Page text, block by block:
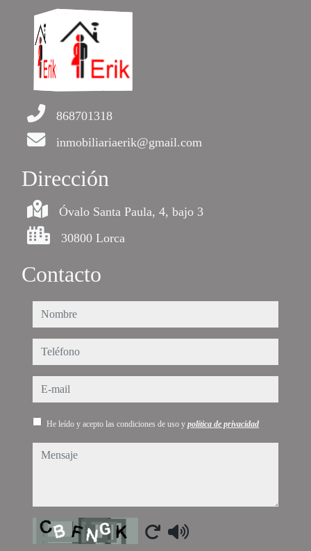
868701318
inmobiliariaerik@gmail.com
Dirección
Óvalo Santa Paula, 4, bajo 3
30800 Lorca
Contacto
nombre
teléfono
e-mail
He leído y acepto las condiciones de uso y política de privacidad
mensaje
Captcha